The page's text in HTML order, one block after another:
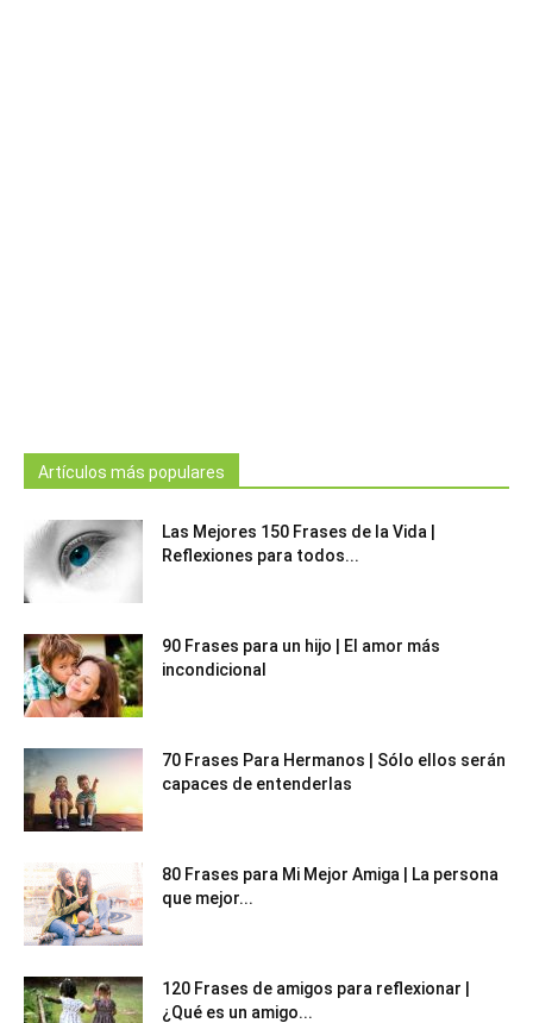
Artículos más populares
Las Mejores 150 Frases de la Vida |
Reflexiones para todos...
90 Frases para un hijo | El amor más
incondicional
70 Frases Para Hermanos | Sólo ellos serán
capaces de entenderlas
80 Frases para Mi Mejor Amiga | La persona
que mejor...
120 Frases de amigos para reflexionar |
¿Qué es un amigo...